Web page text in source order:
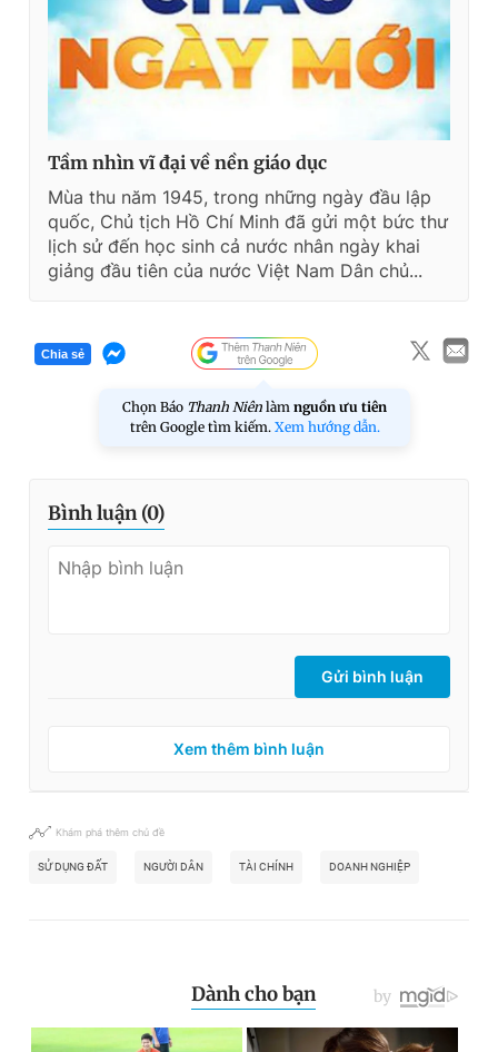
Tầm nhìn vĩ đại về nền giáo dục
Mùa thu năm 1945, trong những ngày đầu lập
quốc, Chủ tịch Hồ Chí Minh đã gửi một bức thư
lịch sử đến học sinh cả nước nhân ngày khai
giảng đầu tiên của nước Việt Nam Dân chủ...
Chia sẻ
Chọn Báo Thanh Niên làm nguồn ưu tiên
trên Google tìm kiếm. Xem hướng dẫn.
Bình luận (0)
Gửi bình luận
Xem thêm bình luận
Khám phá thêm chủ đề
SỬ DỤNG ĐẤT NGƯỜI DÂN TÀI CHÍNH DOANH NGHIỆP